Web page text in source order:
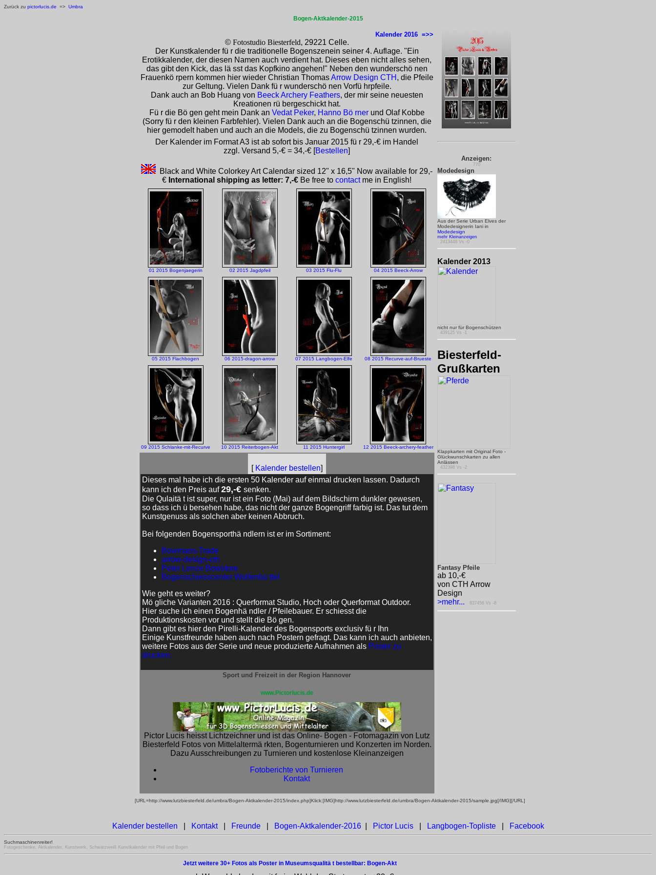
Zurück zu pictorlucis.de => Umbra
Bogen-Aktkalender-2015
Kalender 2016 =>>
© Fotostudio Biesterfeld, 29221 Celle.
Der Kunstkalender fü r die traditionelle Bogenszenein seiner 4. Auflage. "Ein
Erotikkalender, der diesen Namen auch verdient hat. Dieses eben nicht alles sehen,
das gibt den Kick, das lä sst das Kopfkino angehen!" Neben den wunderschö nen
Frauenkö rpern kommen hier wieder Christian ThomasArrow Design CTH , die Pfeile
zur Geltung. Vielen Dank fü r wunderschö nen Vorfü hrpfeile.
Dank auch an Bob Huang von Beeck Archery Feathers, der mir seine neuesten
Kreationen rü bergeschickt hat.
Fü r die Bö gen geht mein Dank an Vedat Peker, Hanno Bö rnerund Olaf Kobbe
(Sorry fü r den kleinen Farbfehler). Vielen Dank auch an die Bogenschü tzinnen, die
hier gemodelt haben und auch an die Models, die zu Bogenschü tzinnen wurden.
Der Kalender im Format A3 ist ab sofort bis Januar 2015 fü r 29,-€ im Handel
zzgl. Versand 5,-€ = 34,-€ [Bestellen]
Black and White Colorkey Art Calendar sized 12" x 16,5" Now available for 29,-
€ International shipping as letter: 7,-€ Be free to contactme in English!
Anzeigen:
770
Modedesign
Aus der Serie Urban Elves der
Modedesignerin Iani in
Modedesign
mehr Kleinanzeigen
2413448 Vs -0
Kalender 2013
nicht nur für Bogenschützen
439125 Vs -1
Biesterfeld-
Grußkarten
Klappkarten mit Original Foto -
Glückwunschkarten zu allen
Anlässen
432398 Vs -2
Fantasy Pfeile
ab 10,-€
von CTH Arrow
Design
>mehr...
837456 Vs -8
01 2015 Bogenjaegerin 02 2015 Jagdpfeil 03 2015 Flu-Flu 04 2015 Beeck-Arrow
05 2015 Flachbogen 06 2015-dragon-arrow 07 2015 Langbogen-Elfe 08 2015 Recurve-auf-Brueste
09 2015 Schlanke-mit-Recurve 10 2015 Reiterbogen-Akt 11 2015 Huntergirl 12 2015 Beeck-archery-feather
[Kalender bestellen]
Dieses mal habe ich die ersten 50 Kalender auf einmal drucken lassen. Dadurch
kann ich den Preis auf29,-€ senken.
Die Qulaitä t ist super, nur ist ein Foto (Mai) auf dem Bildschirm dunkler gewesen,
so dass ich ü bersehen habe, das nicht der ganze Bogengriff farbig ist. Das tut dem
Kunstgenuss als solchen aber keinen Abbruch.
Bei folgenden Bogensporthä ndlern ist er im Sortiment:
Bowmans-Trade
arrow-design-cth
Peter Lenze Bowstore
Bogenschiesscenter Wolfenbü ttel
Wie geht es weiter?
Mö gliche Varianten 2016 : Querformat Studio, Hoch oder Querformat Outdoor.
Hier suche ich einen Bogenhä ndler / Pfeilebauer. Er schiesst die
Produktionskosten vor und stellt die Bö gen.
Dann gibt es hier den Pirelli-Kalender des Bogensports exclusiv fü r Ihn
Einige Kunstfreunde haben auch nach Postern gefragt. Das kann ich auch anbieten,
weitere Fotos aus der Serie und neue produzierte Aufnahmen als Poster zu
drucken.
Sport und Freizeit in der Region Hannover
www.Pictorlucis.de
Pictor Lucis heisst Lichtzeichner und ist das Online- Bogen - Fotomagazin von Lutz
Biesterfeld Fotos von Mittelaltermä rkten, Bogenturnieren und Konzerten im Norden.
Dazu Ausschreibungen zu Turnieren und kostenlose Kleinanzeigen
Fotoberichte von Turnieren
Kontakt
[URL=http://www.lutzbiesterfeld.de/umbra/Bogen-Aktkalender-2015/index.php]Klick:[IMG]http://www.lutzbiesterfeld.de/umbra/Bogen-Aktkalender-2015/sample.jpg[/IMG][/URL]
Kalender bestellen Kontakt| Freunde| Bogen-Aktkalender-2016| Pictor Lucis| Langbogen-Topliste| Facebook
Suchmaschinenreiter!
Fotogeschenke, Aktkalender, Kunstwerk, Schwarzweiß Kunstkalender mit Pfeil und Bogen
Jetzt weitere 30+ Fotos als Poster in Museumsqualitä t bestellbar: Bogen-Akt